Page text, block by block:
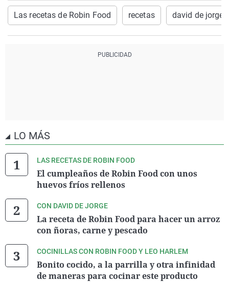
Las recetas de Robin Food recetas david de jorge
LO MÁS
LAS RECETAS DE ROBIN FOOD
El cumpleaños de Robin Food con unos
huevos fríos rellenos
CON DAVID DE JORGE
La receta de Robin Food para hacer un arroz
con ñoras, carne y pescado
COCINILLAS CON ROBIN FOOD Y LEO HARLEM
Bonito cocido, a la parrilla y otra infinidad
de maneras para cocinar este producto